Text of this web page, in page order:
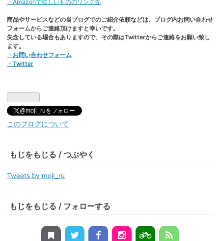
・Amazonで欲しいもののリンク先
商品やサービスなどの当ブログでのご紹介依頼などは、ブログ内お問い合わせ
フォームからご連絡頂けますと幸いです。
失念している場合もありますので、その際はTwitterからご連絡をお願い致し
ます。
・お問い合わせフォーム
・Twitter
@moji_ruをフォロー
このブログについて
もじをもじる / つぶやく
Tweets by moji_ru
もじをもじる / フォローする